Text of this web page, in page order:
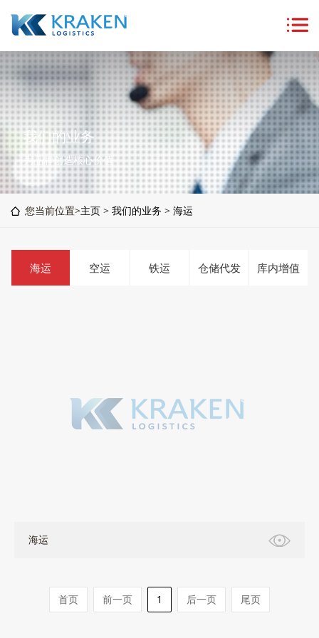
我们的业务
为品牌创造核心价值
您当前位置>主页 > 我们的业务 > 海运
海运 空运 铁运 仓储代发 库内增值
海运
首页 前一页 1 后一页 尾页